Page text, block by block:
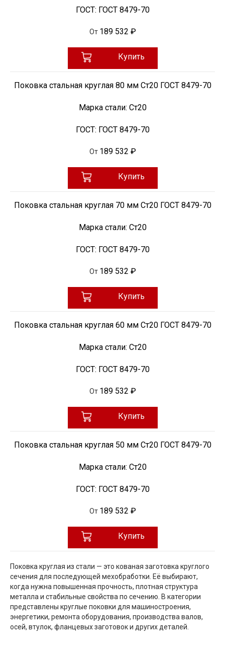
ГОСТ: ГОСТ 8479-70
От 189 532 ₽
Купить
Поковка стальная круглая 80 мм Ст20 ГОСТ 8479-70
Марка стали: Ст20
ГОСТ: ГОСТ 8479-70
От 189 532 ₽
Купить
Поковка стальная круглая 70 мм Ст20 ГОСТ 8479-70
Марка стали: Ст20
ГОСТ: ГОСТ 8479-70
От 189 532 ₽
Купить
Поковка стальная круглая 60 мм Ст20 ГОСТ 8479-70
Марка стали: Ст20
ГОСТ: ГОСТ 8479-70
От 189 532 ₽
Купить
Поковка стальная круглая 50 мм Ст20 ГОСТ 8479-70
Марка стали: Ст20
ГОСТ: ГОСТ 8479-70
От 189 532 ₽
Купить
Поковка круглая из стали — это кованая заготовка круглого
сечения для последующей мехобработки. Её выбирают,
когда нужна повышенная прочность, плотная структура
металла и стабильные свойства по сечению. В категории
представлены круглые поковки для машиностроения,
энергетики, ремонта оборудования, производства валов,
осей, втулок, фланцевых заготовок и других деталей.